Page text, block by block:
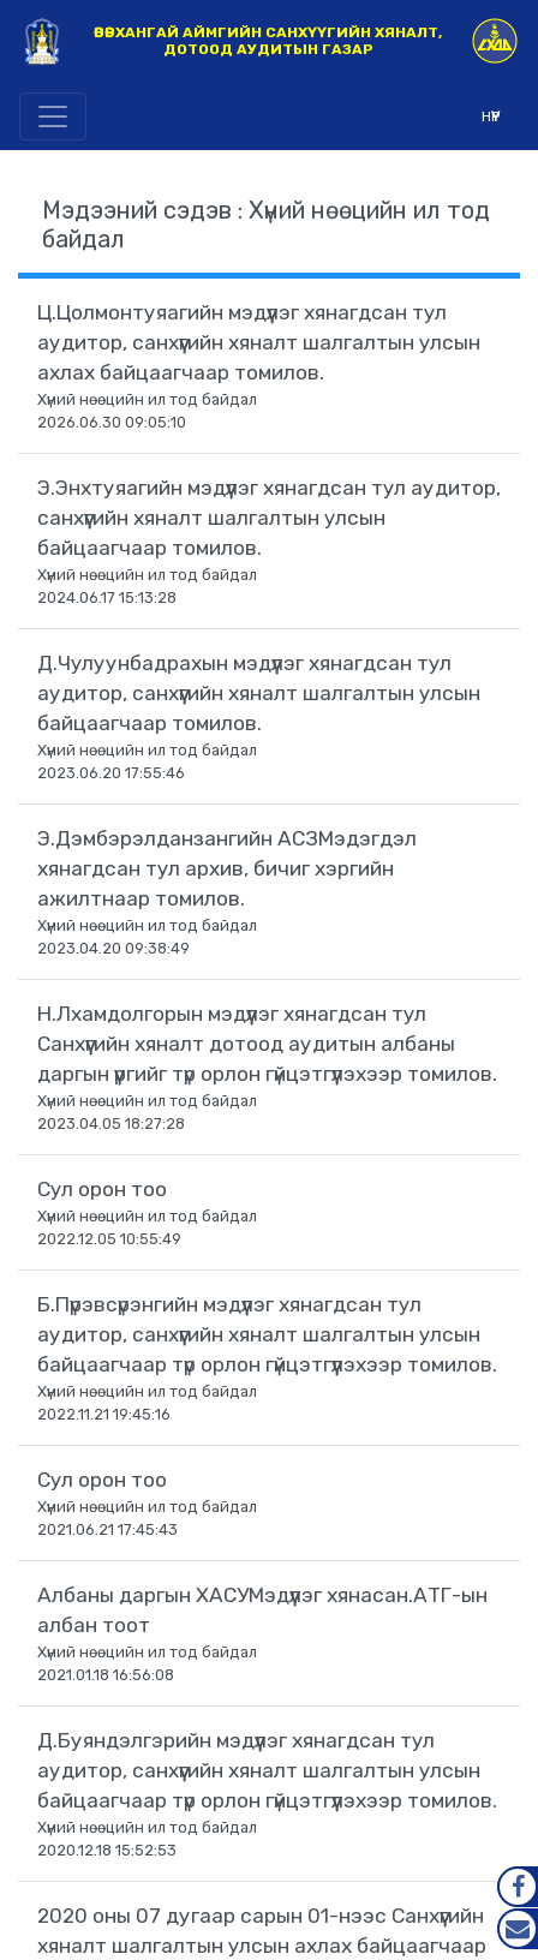
ӨВӨРХАНГАЙ АЙМГИЙН САНХҮҮГИЙН ХЯНАЛТ,
ДОТООД АУДИТЫН ГАЗАР
НҮҮР
Мэдээний сэдэв : Хүний нөөцийн ил тод
байдал
Ц.Цолмонтуяагийн мэдүүлэг хянагдсан тул
аудитор, санхүүгийн хяналт шалгалтын улсын
ахлах байцаагчаар томилов.
Хүний нөөцийн ил тод байдал
2026.06.30 09:05:10
Э.Энхтуяагийн мэдүүлэг хянагдсан тул аудитор,
санхүүгийн хяналт шалгалтын улсын
байцаагчаар томилов.
Хүний нөөцийн ил тод байдал
2024.06.17 15:13:28
Д.Чулуунбадрахын мэдүүлэг хянагдсан тул
аудитор, санхүүгийн хяналт шалгалтын улсын
байцаагчаар томилов.
Хүний нөөцийн ил тод байдал
2023.06.20 17:55:46
Э.Дэмбэрэлданзангийн АСЗМэдэгдэл
хянагдсан тул архив, бичиг хэргийн
ажилтнаар томилов.
Хүний нөөцийн ил тод байдал
2023.04.20 09:38:49
Н.Лхамдолгорын мэдүүлэг хянагдсан тул
Санхүүгийн хяналт дотоод аудитын албаны
даргын үүргийг түр орлон гүйцэтгүүлэхээр томилов.
Хүний нөөцийн ил тод байдал
2023.04.05 18:27:28
Сул орон тоо
Хүний нөөцийн ил тод байдал
2022.12.05 10:55:49
Б.Пүрэвсүрэнгийн мэдүүлэг хянагдсан тул
аудитор, санхүүгийн хяналт шалгалтын улсын
байцаагчаар түр орлон гүйцэтгүүлэхээр томилов.
Хүний нөөцийн ил тод байдал
2022.11.21 19:45:16
Сул орон тоо
Хүний нөөцийн ил тод байдал
2021.06.21 17:45:43
Албаны даргын ХАСУМэдүүлэг хянасан.АТГ-ын
албан тоот
Хүний нөөцийн ил тод байдал
2021.01.18 16:56:08
Д.Буяндэлгэрийн мэдүүлэг хянагдсан тул
аудитор, санхүүгийн хяналт шалгалтын улсын
байцаагчаар түр орлон гүйцэтгүүлэхээр томилов.
Хүний нөөцийн ил тод байдал
2020.12.18 15:52:53
2020 оны 07 дугаар сарын 01-нээс Санхүүгийн
хяналт шалгалтын улсын ахлах байцаагчаар